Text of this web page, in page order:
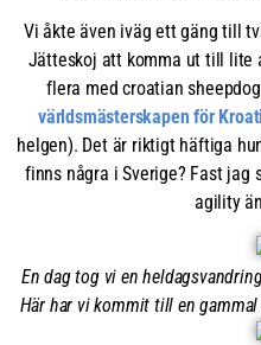
Vi åkte även iväg ett gäng till
Jätteskoj att komma ut till lite
flera med croatian
världsmästerskapen för
helgen). Det är riktigt häftiga
finns några i Sverige? Fast jag
agility
En dag tog vi en
Här har vi kommit till en